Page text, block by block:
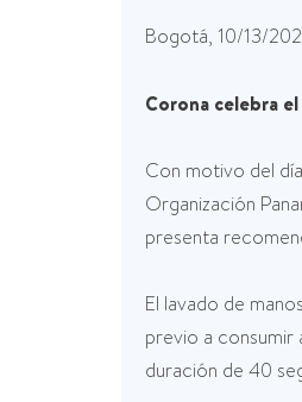
Bogotá, 10/13/
Corona celebra
Con motivo del
Organización
presenta
El lavado de
previo a consumir
duración de 40